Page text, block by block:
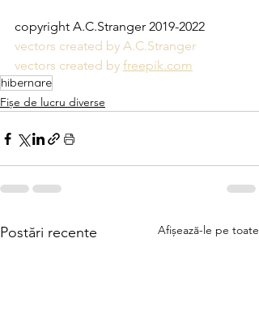
copyright A.C.Stranger 2019-2022
vectors created by A.C.Stranger
vectors created by freepik.com
hibernare
Fișe de lucru diverse
Postări recente Afișează-le pe toate